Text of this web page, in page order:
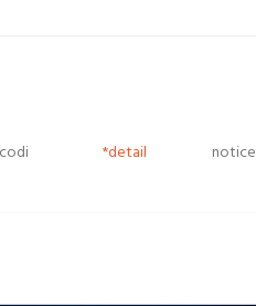
codi *detail notice